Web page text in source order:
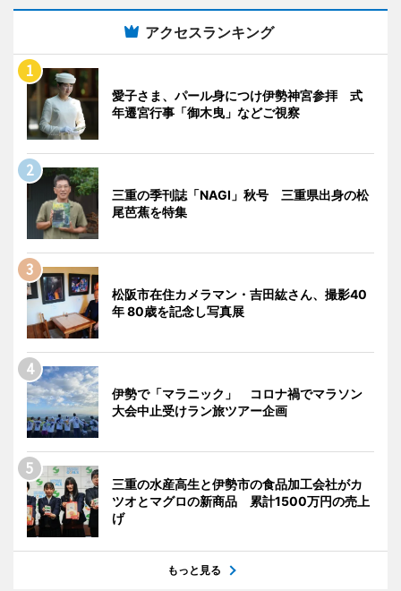
アクセスランキング
愛子さま、パール身につけ伊勢神宮参拝 式
年遷宮行事「御木曳」などご視察
三重の季刊誌「NAGI」秋号 三重県出身の松
尾芭蕉を特集
松阪市在住カメラマン・吉田紘さん、撮影40
年 80歳を記念し写真展
伊勢で「マラニック」 コロナ禍でマラソン
大会中止受けラン旅ツアー企画
三重の水産高生と伊勢市の食品加工会社がカ
ツオとマグロの新商品 累計1500万円の売上
げ
もっと見る